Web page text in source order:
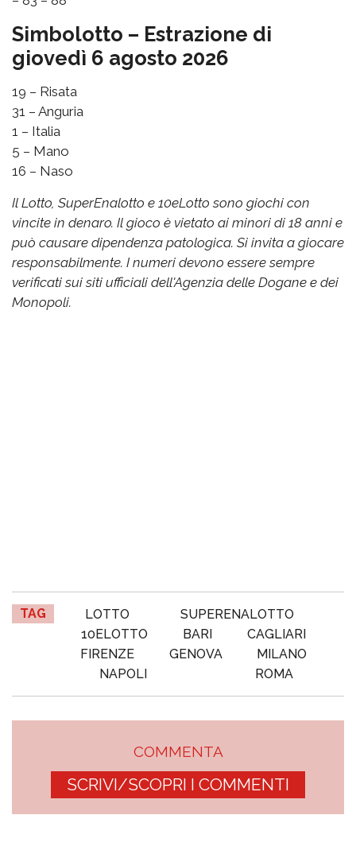
Simbolotto – Estrazione di
giovedì 6 agosto 2026
19 – Risata
31 – Anguria
1 – Italia
5 – Mano
16 – Naso
Il Lotto, SuperEnalotto e 10eLotto sono giochi con
vincite in denaro. Il gioco è vietato ai minori di 18 anni e
può causare dipendenza patologica. Si invita a giocare
responsabilmente. I numeri devono essere sempre
verificati sui siti ufficiali dell'Agenzia delle Dogane e dei
Monopoli.
TAG LOTTO
SUPERENALOTTO
10ELOTTO
BARI
CAGLIARI
FIRENZE
GENOVA
MILANO
NAPOLI
ROMA
COMMENTA
SCRIVI/SCOPRI I COMMENTI